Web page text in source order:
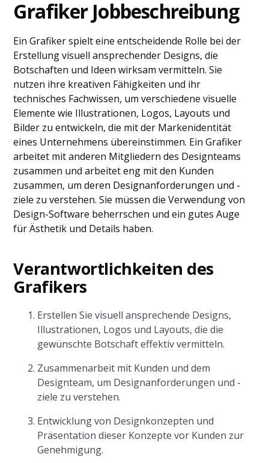
Grafiker Jobbeschreibung
Ein Grafiker spielt eine entscheidende Rolle bei der
Erstellung visuell ansprechender Designs, die
Botschaften und Ideen wirksam vermitteln. Sie
nutzen ihre kreativen Fähigkeiten und ihr
technisches Fachwissen, um verschiedene visuelle
Elemente wie Illustrationen, Logos, Layouts und
Bilder zu entwickeln, die mit der Markenidentität
eines Unternehmens übereinstimmen. Ein Grafiker
arbeitet mit anderen Mitgliedern des Designteams
zusammen und arbeitet eng mit den Kunden
zusammen, um deren Designanforderungen und -
ziele zu verstehen. Sie müssen die Verwendung von
Design-Software beherrschen und ein gutes Auge
für Ästhetik und Details haben.
Verantwortlichkeiten des
Grafikers
Erstellen Sie visuell ansprechende Designs,
Illustrationen, Logos und Layouts, die die
gewünschte Botschaft effektiv vermitteln.
Zusammenarbeit mit Kunden und dem
Designteam, um Designanforderungen und -
ziele zu verstehen.
Entwicklung von Designkonzepten und
Präsentation dieser Konzepte vor Kunden zur
Genehmigung.